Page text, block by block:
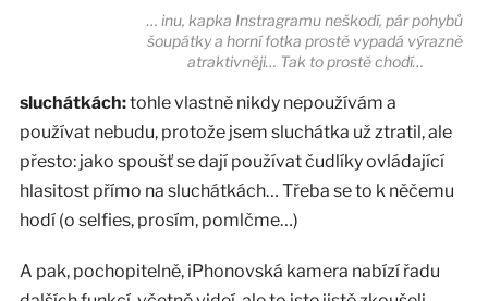
… inu, kapka Instragramu neškodí, pár pohybů
šoupátky a horní fotka prostě vypadá výrazně
atraktivněji… Tak to prostě chodí…
sluchátkách:tohle vlastně nikdy nepoužívám a
používat nebudu, protože jsem sluchátka už ztratil, ale
přesto: jako spoušť se dají používat čudlíky ovládající
hlasitost přímo na sluchátkách… Třeba se to k něčemu
hodí (o selfies, prosím, pomlčme…)
A pak, pochopitelně, iPhonovská kamera nabízí řadu